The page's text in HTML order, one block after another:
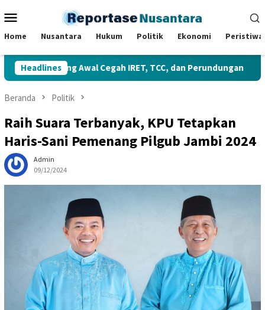
ke
Mobile
Home Nusantara Hukum Politik Ekonomi Peristiwa
Headlines
Benteng Awal Cegah IRET, TCC, dan Perundungan
Beranda Politik
Raih Suara Terbanyak, KPU Tetapkan
Haris-Sani Pemenang Pilgub Jambi 2024
Admin
09/12/2024